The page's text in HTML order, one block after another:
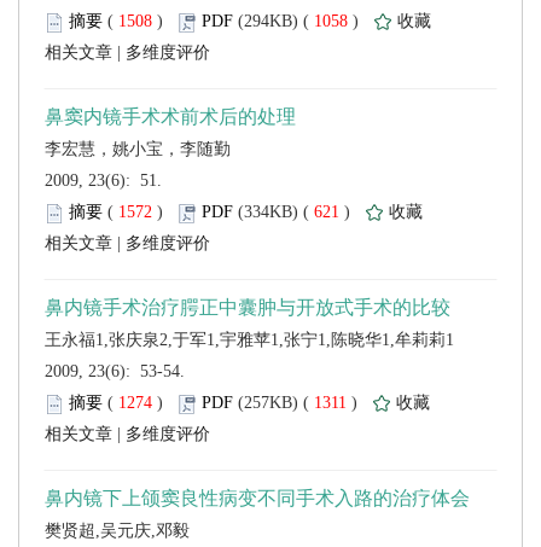
(
) 1058 )
2009, 23(6): 51.
(
) 621 )
2009, 23(6): 53-54.
(
) 1311 )